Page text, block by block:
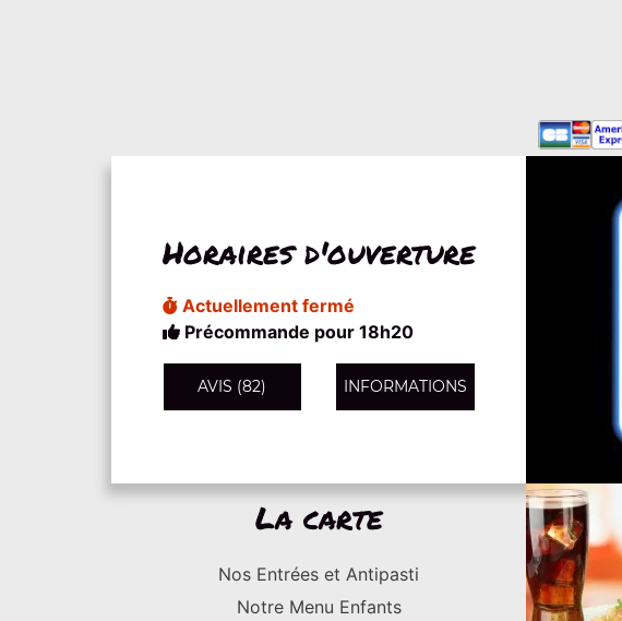
Horaires d'ouverture
Actuellement fermé
Précommande pour 18h20
AVIS (82) INFORMATIONS
La carte
Nos Entrées et Antipasti
Notre Menu Enfants